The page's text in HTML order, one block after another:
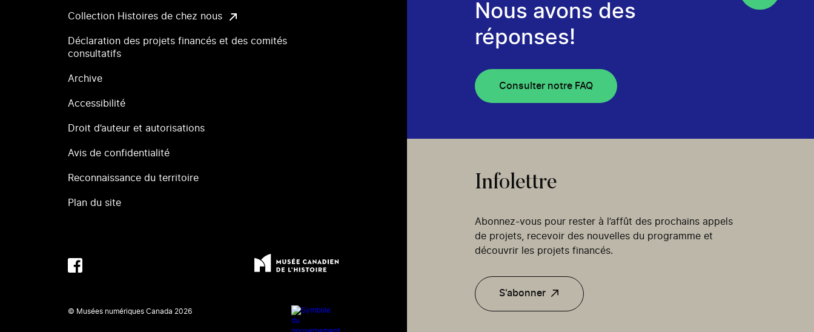
Collection Histoires de chez nous
Déclaration des projets financés et des comités
consultatifs
Archive
Accessibilité
Droit d’auteur et autorisations
Avis de confidentialité
Reconnaissance du territoire
Plan du site
© Musées numériques Canada 2026
Nous avons des
réponses!
Consulter notre FAQ
Infolettre
Abonnez-vous pour rester à l’affût des prochains appels
de projets, recevoir des nouvelles du programme et
découvrir les projets financés.
S'abonner